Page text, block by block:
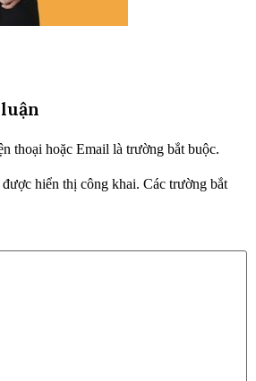
thoại hoặc Email là trường bắt buộc.
hiển thị công khai. Các trường bắt